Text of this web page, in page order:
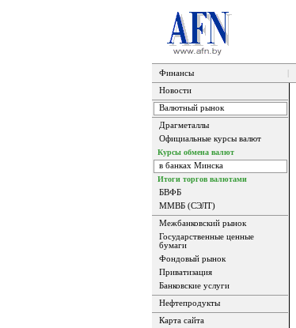
Финансы
Новости
Валютный рынок
Драгметаллы
Официальные курсы валют
Курсы обмена валют
в банках Минска
Итоги торгов валютами
БВФБ
ММВБ (СЭЛТ)
Межбанковский рынок
Государственные ценные
бумаги
Фондовый рынок
Приватизация
Банковские услуги
Нефтепродукты
Карта сайта